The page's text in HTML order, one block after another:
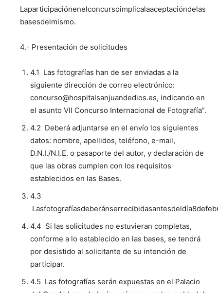
Laparticipaciónenelconcursoimplicalaaceptacióndelas
basesdelmismo.
4.- Presentación de solicitudes
4.1 Las fotografías han de ser enviadas a la
siguiente dirección de correo electrónico:
concurso@hospitalsanjuandedios.es, indicando en
el asunto VII Concurso Internacional de Fotografía”.
4.2 Deberá adjuntarse en el envío los siguientes
datos: nombre, apellidos, teléfono, e-mail,
D.N.I./N.I.E. o pasaporte del autor, y declaración de
que las obras cumplen con los requisitos
establecidos en las Bases.
4.3
4.4 Si las solicitudes no estuvieran completas,
conforme a lo establecido en las bases, se tendrá
por desistido al solicitante de su intención de
participar.
4.5 Las fotografías serán expuestas en el Palacio